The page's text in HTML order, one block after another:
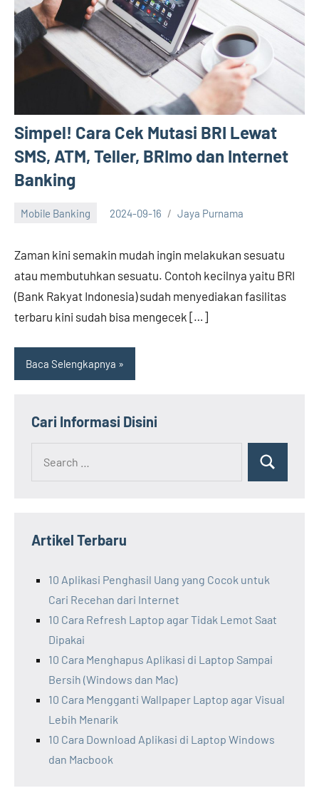
Simpel! Cara Cek Mutasi BRI Lewat
SMS, ATM, Teller, BRImo dan Internet
Banking
Mobile Banking 2024-09-16 Jaya Purnama
Zaman kini semakin mudah ingin melakukan sesuatu
atau membutuhkan sesuatu. Contoh kecilnya yaitu BRI
(Bank Rakyat Indonesia) sudah menyediakan fasilitas
terbaru kini sudah bisa mengecek […]
Baca Selengkapnya
Cari Informasi Disini
Search
Artikel Terbaru
10 Aplikasi Penghasil Uang yang Cocok untuk
Cari Recehan dari Internet
10 Cara Refresh Laptop agar Tidak Lemot Saat
Dipakai
10 Cara Menghapus Aplikasi di Laptop Sampai
Bersih (Windows dan Mac)
10 Cara Mengganti Wallpaper Laptop agar Visual
Lebih Menarik
10 Cara Download Aplikasi di Laptop Windows
dan Macbook